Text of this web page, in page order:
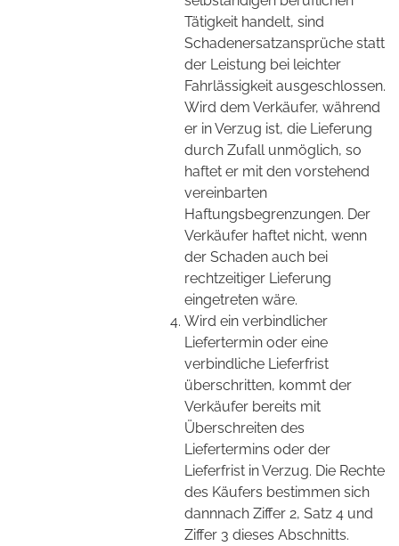
Tätigkeit handelt, sind
Schadenersatzansprüche statt
der Leistung bei leichter
Fahrlässigkeit ausgeschlossen.
Wird dem Verkäufer, während
er in Verzug ist, die Lieferung
durch Zufall unmöglich, so
haftet er mit den vorstehend
vereinbarten
Haftungsbegrenzungen. Der
Verkäufer haftet nicht, wenn
der Schaden auch bei
rechtzeitiger Lieferung
eingetreten wäre.
Wird ein verbindlicher
Liefertermin oder eine
verbindliche Lieferfrist
überschritten, kommt der
Verkäufer bereits mit
Überschreiten des
Liefertermins oder der
Lieferfrist in Verzug. Die Rechte
des Käufers bestimmen sich
dannnach Ziffer 2, Satz 4 und
Ziffer 3 dieses Abschnitts.